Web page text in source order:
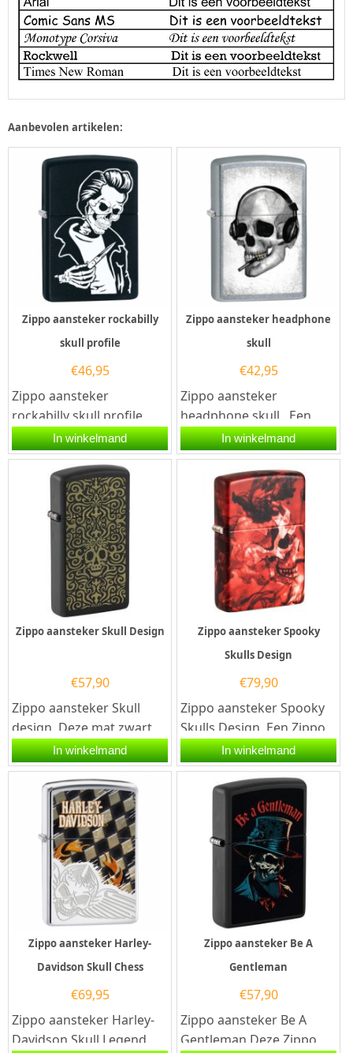
Aanbevolen artikelen:
Zippo aansteker rockabilly
skull profile
€46,95
Zippo aansteker
rockabilly skull profile .
Een Zippo aansteker is
een kwalitatief...
In winkelmand
Zippo aansteker headphone
skull
€42,95
Zippo aansteker
headphone skull . Een
Zippo aansteker is een
kwalitatief
goede aansteker met de...
In winkelmand
Zippo aansteker Skull Design
€57,90
Zippo aansteker Skull
design. Deze mat zwart
Zippo heeft een slim
design welke smaller is
dan de...
In winkelmand
Zippo aansteker Spooky
Skulls Design
€79,90
Zippo aansteker Spooky
Skulls Design. Een Zippo
aansteker is een
kwalitatief...
In winkelmand
Zippo aansteker Harley-
Davidson Skull Chess
€69,95
Zippo aansteker Harley-
Davidson Skull Legend.
Zippo aansteker Be A
Gentleman
€57,90
Zippo aansteker Be A
Gentleman.Deze Zippo